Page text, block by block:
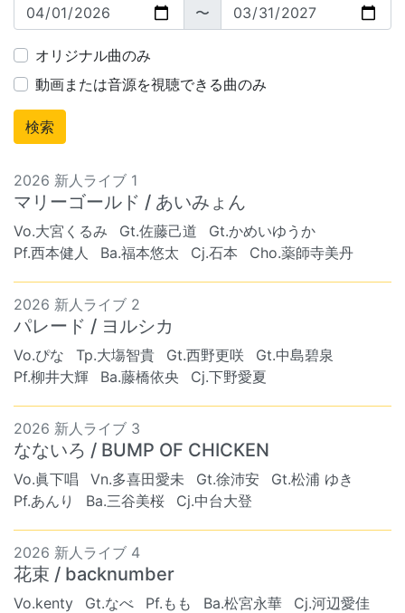
〜
オリジナル曲のみ
動画または音源を視聴できる曲のみ
2026 新人ライブ 1
マリーゴールド / あいみょん
Vo.大宮くるみ Gt.佐藤己道
Gt.かめいゆうか
Pf.西本健人
Ba.福本悠太 Cj.石本 Cho.薬師寺美丹
2026 新人ライブ 2
パレード / ヨルシカ
Vo.ぴな Tp.大塲智貴 Gt.西野更咲
Gt.中島碧泉
Pf.柳井大輝
Ba.藤橋依央 Cj.下野愛夏
2026 新人ライブ 3
なないろ / BUMP OF CHICKEN
Vo.眞下唱 Vn.多喜田愛未 Gt.徐沛安
Gt.松浦 ゆき
Pf.あんり
Ba.三谷美桜 Cj.中台大登
2026 新人ライブ 4
花束 / backnumber
Vo.kenty Gt.なべ Pf.もも Ba.松宮永華 Cj.河辺愛佳